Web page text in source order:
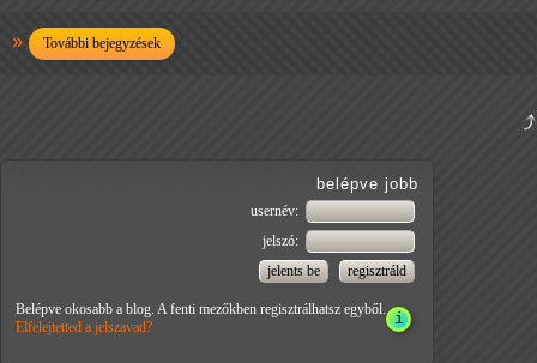
További bejegyzések
belépve jobb
usernév:
jelszó:
Belépve okosabb a blog. A fenti mezőkben regisztrálhatsz egyből.
Elfelejtetted a jelszavad?